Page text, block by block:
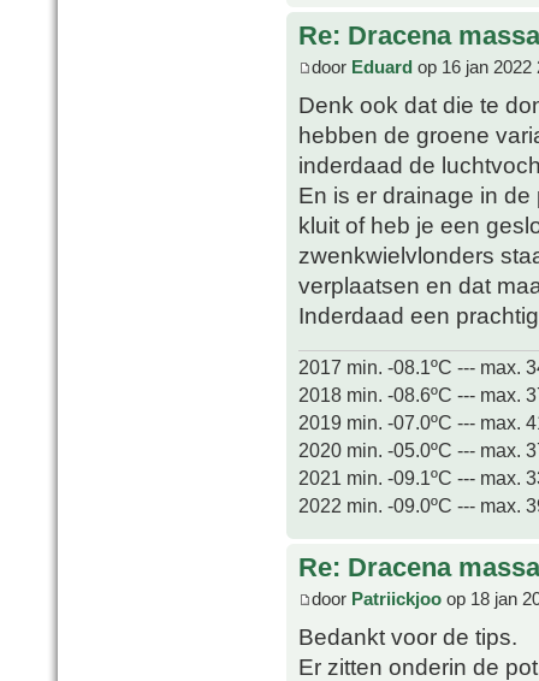
Re: Dracena
door Eduard op 16 jan 2022
Denk ook dat die te
hebben de groene
inderdaad de
En is er drainage in
kluit of heb je een
zwenkwielvlonders
verplaatsen en dat
Inderdaad een
2017 min. -08.1ºC --- max.
2018 min. -08.6ºC --- max.
2019 min. -07.0ºC --- max.
2020 min. -05.0ºC --- max.
2021 min. -09.1ºC --- max.
2022 min. -09.0ºC --- max.
Re: Dracena
door Patriickjoo op 18 jan
Bedankt voor de tips.
Er zitten onderin de